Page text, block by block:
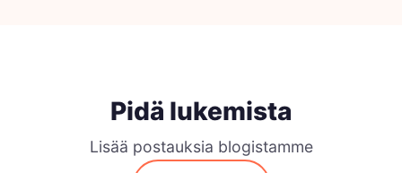
Pidä lukemista
Lisää postauksia blogistamme